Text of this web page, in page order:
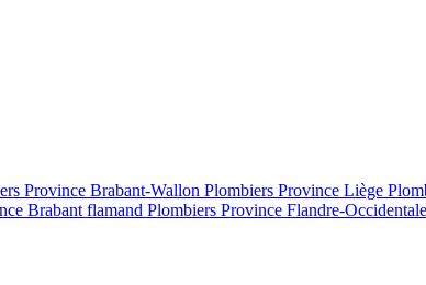
Province Brabant-Wallon Plombiers Province Liège
Brabant flamand Plombiers Province Flandre-Occidentale